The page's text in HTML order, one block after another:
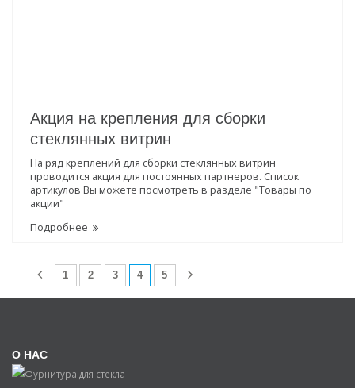
Акция на крепления для сборки
стеклянных витрин
На ряд креплений для сборки стеклянных витрин
проводится акция для постоянных партнеров. Список
артикулов Вы можете посмотреть в разделе "Товары по
акции"
Подробнее
1 2 3 4(current)
5
О НАС